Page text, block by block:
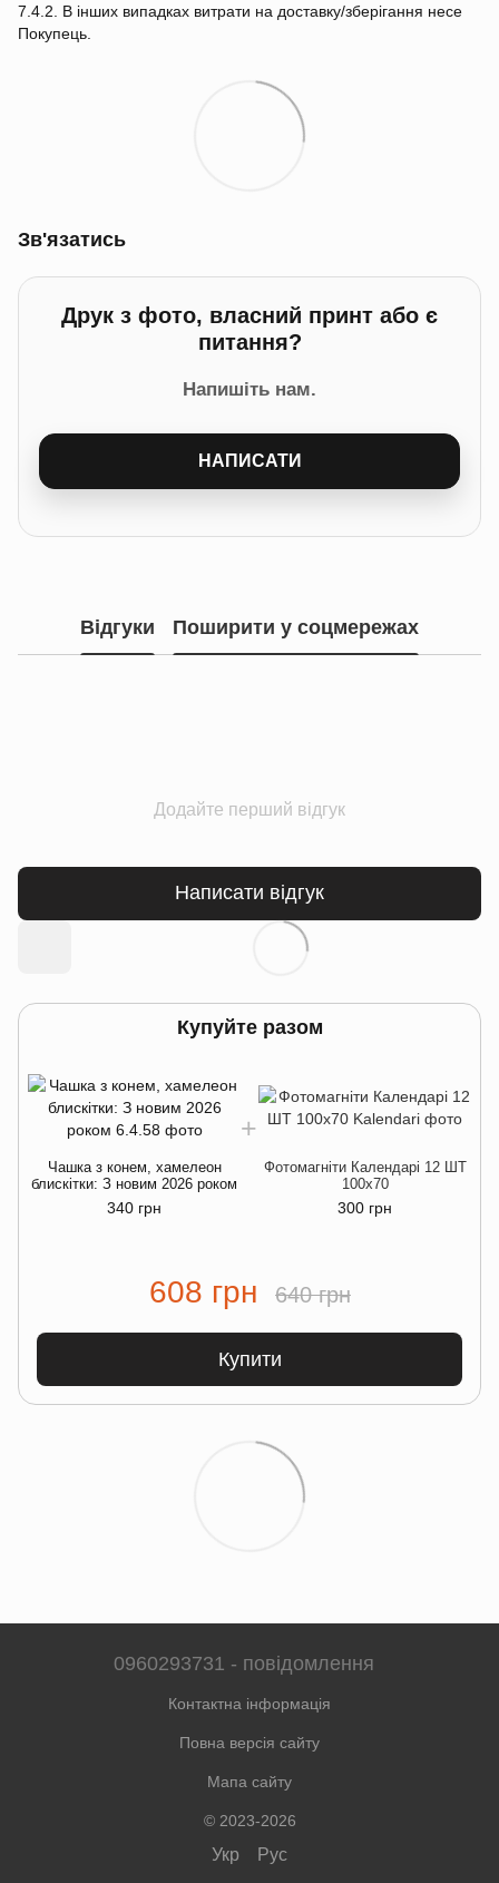
7.4.2. В інших випадках витрати на доставку/зберігання несе
Покупець.
Зв'язатись
Друк з фото, власний принт або є
питання?
Напишіть нам.
НАПИСАТИ
Відгуки Поширити у соцмережах
Додайте перший відгук
Написати відгук
Купуйте разом
Чашка з конем, хамелеон
блискітки: З новим 2026 роком
340 грн
Фотомагніти Календарі 12 ШТ
100х70
300 грн
608 грн 640 грн
Купити
0960293731 - повідомлення
Контактна інформація
Повна версія сайту
Мапа сайту
© 2023-2026
Укр Рус